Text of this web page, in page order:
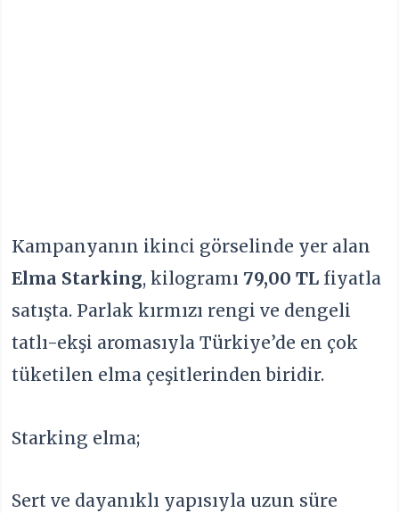
Kampanyanın ikinci görselinde yer alan
Elma Starking, kilogramı79,00 TL fiyatla
satışta. Parlak kırmızı rengi ve dengeli
tatlı-ekşi aromasıyla Türkiye’de en çok
tüketilen elma çeşitlerinden biridir.
Starking elma;
Sert ve dayanıklı yapısıyla uzun süre